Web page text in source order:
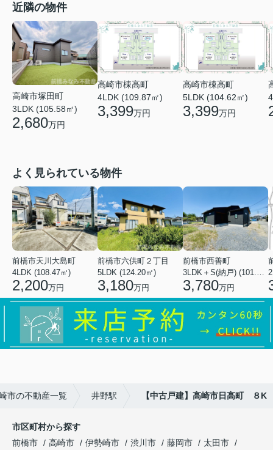
近隣の物件
高崎市塚田町
3LDK (105.58㎡)
2,680万円
高崎市棟高町
4LDK (109.87㎡)
3,399万円
高崎市棟高町
5LDK (104.62㎡)
3,399万円
よく見られている物件
前橋市天川大島町
4LDK (108.47㎡)
2,200万円
前橋市六供町２丁目
5LDK (124.20㎡)
3,180万円
前橋市西善町
3,780万円
市の不動産一覧 井野駅 【中古戸建】高崎市日高町 ８K
市区町村から探す
前橋市
高崎市 伊勢崎市 渋川市 藤岡市
太田市